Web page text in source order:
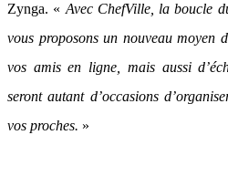
Zynga. « Avec ChefVille, la boucle
vous proposons un nouveau moyen
vos amis en ligne, mais aussi
seront autant d’occasions
vos proches. »